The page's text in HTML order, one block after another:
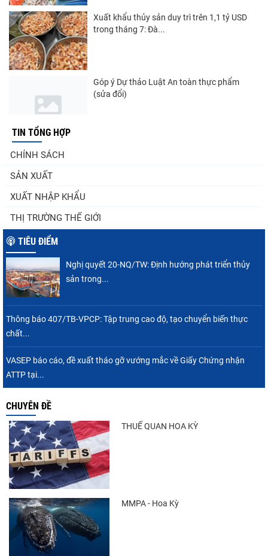
Xuất khẩu thủy sản duy trì trên 1,1 tỷ USD
trong tháng 7: Đà...
Góp ý Dự thảo Luật An toàn thực phẩm
(sửa đổi)
Thuế Mục 301 và bài toán thích ứng của
tôm Việt tại thị...
Nguồn cung giảm, giá cá rô phi Trung Quốc
Xuất khẩu cá ngừ Việt Nam sang Canada
Thông báo 407/TB-VPCP: Tập trung cao độ,
TIN TỔNG HỢP
CHÍNH SÁCH
SẢN XUẤT
XUẤT NHẬP KHẨU
THỊ TRƯỜNG THẾ GIỚI
TIÊU ĐIỂM
Nghị quyết 20-NQ/TW: Định hướng phát triển thủy
sản trong...
Thông báo 407/TB-VPCP: Tập trung cao độ, tạo chuyển biến thực
chất...
VASEP báo cáo, đề xuất tháo gỡ vướng mắc về Giấy Chứng nhận
ATTP tại...
CHUYÊN ĐỀ
THUẾ QUAN HOA KỲ
MMPA - Hoa Kỳ